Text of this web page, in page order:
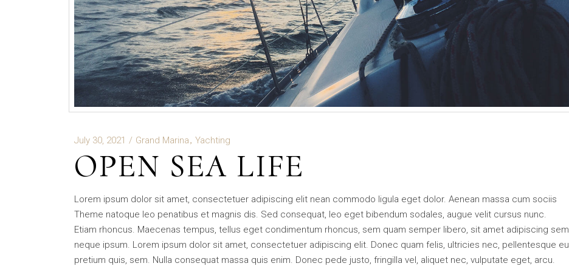
July 30, 2021 Grand Marina Yachting
OPEN SEA LIFE
Lorem ipsum dolor sit amet, consectetuer adipiscing elit nean commodo ligula eget dolor. Aenean massa cum sociis
Theme natoque leo penatibus et magnis dis. Sed consequat, leo eget bibendum sodales, augue velit cursus nunc.
Etiam rhoncus. Maecenas tempus, tellus eget condimentum rhoncus, sem quam semper libero, sit amet adipiscing sem
neque ipsum. Lorem ipsum dolor sit amet, consectetuer adipiscing elit. Donec quam felis, ultricies nec, pellentesque eu,
pretium quis, sem. Nulla consequat massa quis enim. Donec pede justo, fringilla vel, aliquet nec, vulputate eget, arcu.